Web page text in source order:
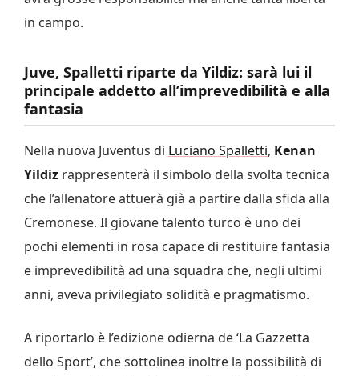
in campo.
Juve, Spalletti riparte da Yildiz: sarà lui il
principale addetto all’imprevedibilità e alla
fantasia
Nella nuova Juventus di Luciano Spalletti, Kenan
Yildiz rappresenterà il simbolo della svolta tecnica
che l’allenatore attuerà già a partire dalla sfida alla
Cremonese. Il giovane talento turco è uno dei
pochi elementi in rosa capace di restituire fantasia
e imprevedibilità ad una squadra che, negli ultimi
anni, aveva privilegiato solidità e pragmatismo.
A riportarlo è l’edizione odierna de ‘La Gazzetta
dello Sport’, che sottolinea inoltre la possibilità di